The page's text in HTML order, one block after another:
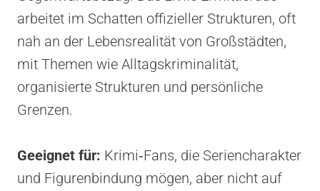
arbeitet im Schatten offizieller Strukturen, oft
nah an der Lebensrealität von Großstädten,
mit Themen wie Alltagskriminalität,
organisierte Strukturen und persönliche
Grenzen.
Geeignet für: Krimi‑Fans, die Seriencharakter
und Figurenbindung mögen, aber nicht auf